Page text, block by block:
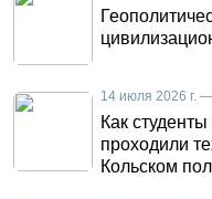
14 июля 2026 г.
Как
проходили
Кольском